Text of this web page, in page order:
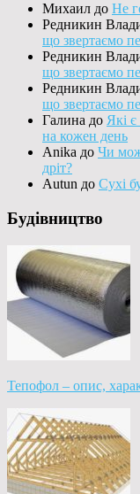
Михаил до Не
Редникин
що звертаємо
Редникин
що звертаємо
Редникин
що звертаємо
Галина до Які
на кожен день
Anika до Чи
дріт?
Autun до Сухі
Будівництво
Тепофол – опис,